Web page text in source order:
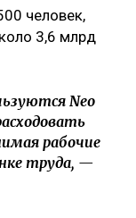
человек,
3,6 млрд
Neo
рабочие
труда, —